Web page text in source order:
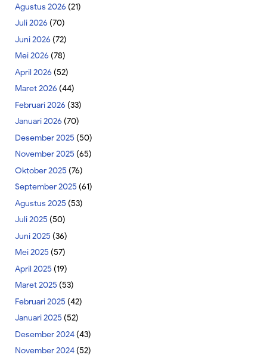
Agustus 2026 (21)
Juli 2026 (70)
Juni 2026 (72)
Mei 2026 (78)
April 2026 (52)
Maret 2026 (44)
Februari 2026 (33)
Januari 2026 (70)
Desember 2025 (50)
November 2025 (65)
Oktober 2025 (76)
September 2025 (61)
Agustus 2025 (53)
Juli 2025 (50)
Juni 2025 (36)
Mei 2025 (57)
April 2025 (19)
Maret 2025 (53)
Februari 2025 (42)
Januari 2025 (52)
Desember 2024(43)
November 2024(52)